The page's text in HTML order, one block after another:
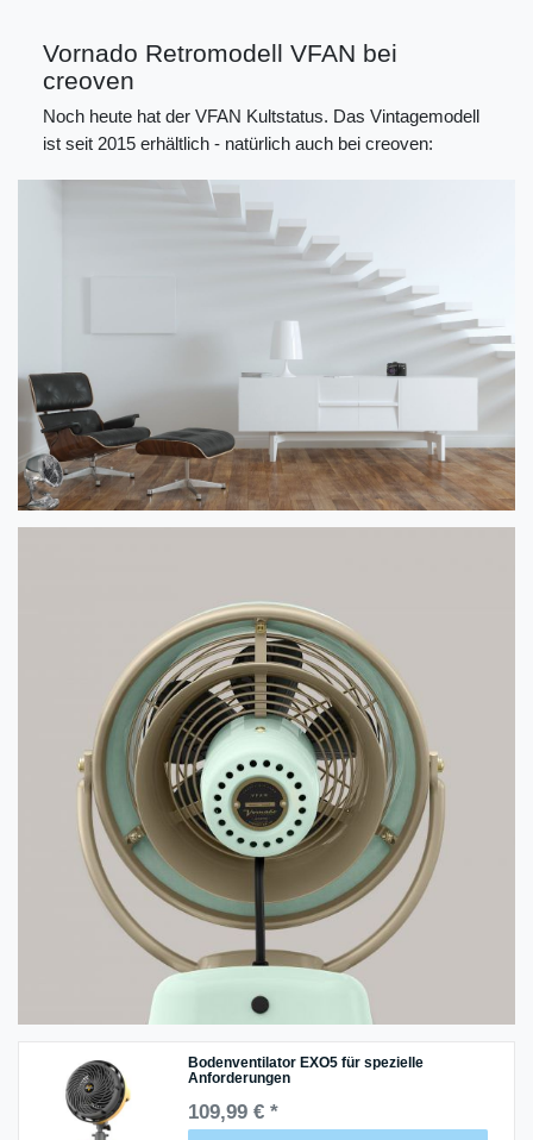
Vornado Retromodell VFAN bei
creoven
Noch heute hat der VFAN Kultstatus. Das Vintagemodell
ist seit 2015 erhältlich - natürlich auch bei creoven:
Bodenventilator EXO5 für spezielle
Anforderungen
109,99 € *